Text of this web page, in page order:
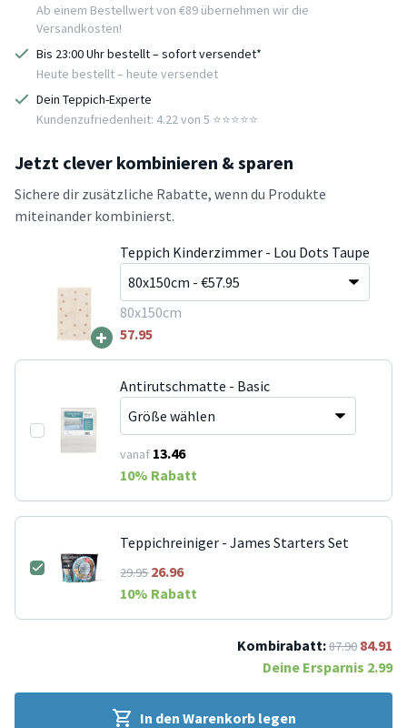
Ab einem Bestellwert von €89 übernehmen wir die
Versandkosten!
Bis 23:00 Uhr bestellt – sofort versendet*
Heute bestellt – heute versendet
Dein Teppich-Experte
Kundenzufriedenheit: 4.22 von 5 ⭐️⭐️⭐️⭐️⭐️
Jetzt clever kombinieren & sparen
Sichere dir zusätzliche Rabatte, wenn du Produkte
miteinander kombinierst.
+
Teppich Kinderzimmer - Lou Dots Taupe
80x150cm
57.95
Antirutschmatte - Basic
vanaf 13.46
10% Rabatt
Teppichreiniger - James Starters Set
29.9526.96
10% Rabatt
Kombirabatt:87.90 84.91
Deine Ersparnis 2.99
In den Warenkorb legen